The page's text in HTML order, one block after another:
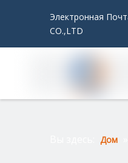
Электронная
CO.,LTD
Дом